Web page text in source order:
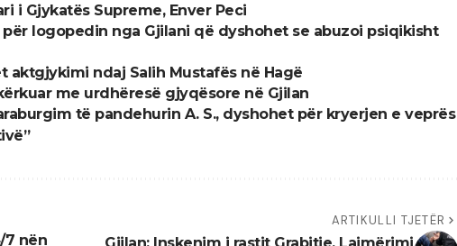
i Gjykatës Supreme, Enver Peci
logopedin nga Gjilani që dyshohet se abuzoi psiqikisht
aktgjykimi ndaj Salih Mustafës në Hagë
me urdhëresë gjyqësore në Gjilan
të pandehurin A. S., dyshohet për kryerjen e veprës
7 nën
ARTIKULLI TJETËR
Gjilan: Inskenim i rastit Grabitje, Lajmërimi